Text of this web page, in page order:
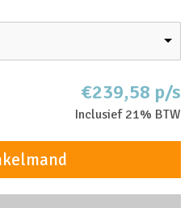
€239,58 p/s
Inclusief 21% BTW